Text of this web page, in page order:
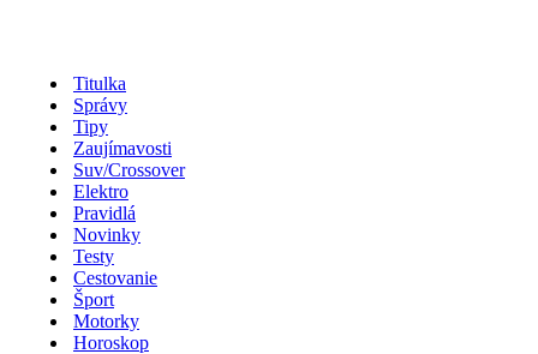
Titulka
Správy
Tipy
Zaujímavosti
Suv/Crossover
Elektro
Pravidlá
Novinky
Testy
Cestovanie
Šport
Motorky
Horoskop